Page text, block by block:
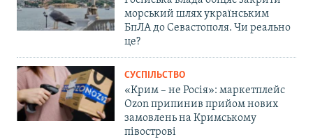
морський шлях українським
БпЛА до Севастополя. Чи реально
це?
СУСПІЛЬСТВО
«Крим – не Росія»: маркетплейс
Ozon припинив прийом нових
замовлень на Кримському
півострові